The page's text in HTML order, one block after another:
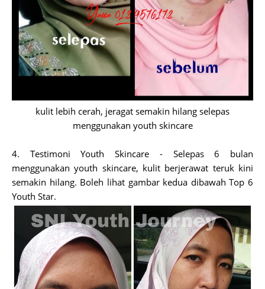
kulit lebih cerah, jeragat semakin hilang selepas
menggunakan youth skincare
4. Testimoni Youth Skincare - Selepas 6 bulan
menggunakan youth skincare, kulit berjerawat teruk kini
semakin hilang. Boleh lihat gambar kedua dibawah Top 6
Youth Star.